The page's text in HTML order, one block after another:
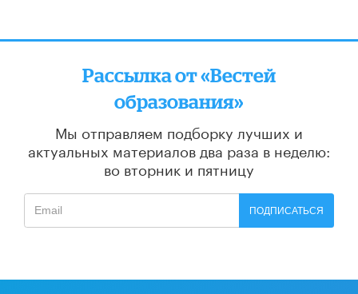
Рассылка от «Вестей
образования»
Мы отправляем подборку лучших и
актуальных материалов два раза в неделю:
во вторник и пятницу
ПОДПИСАТЬСЯ